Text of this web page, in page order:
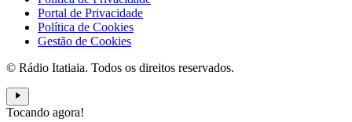
Portal de Privacidade
Política de Cookies
Gestão de Cookies
© Rádio Itatiaia. Todos os direitos reservados.
Tocando agora!